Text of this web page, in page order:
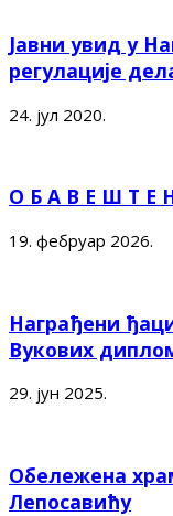
Јавни увид у
регулације
24. јул 2020.
О Б А В Е Ш Т Е
19. фебруар 2026.
Награђени
Вукових
29. јун 2025.
Обележена
Лепосавићу